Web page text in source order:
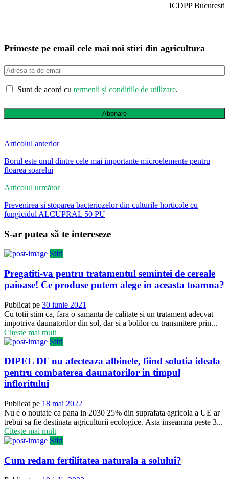
ICDPP Bucuresti
Primeste pe email cele mai noi stiri din agricultura
Sunt de acord cu termenii și condițiile de utilizare.
Abonare
Articolul anterior
Borul este unul dintre cele mai importante microelemente pentru
floarea soarelui
Articolul următor
Prevenirea si stoparea bacteriozelor din culturile horticole cu
fungicidul ALCUPRAL 50 PU
S-ar putea să te intereseze
Știri
Pregatiti-va pentru tratamentul semintei de cereale
paioase! Ce produse putem alege in aceasta toamna?
Publicat pe 30 iunie 2021
Cu totii stim ca, fara o samanta de calitate si un tratament adecvat
impotriva daunatorilor din sol, dar si a bolilor cu transmitere prin...
Citește mai mult
Știri
DIPEL DF nu afecteaza albinele, fiind solutia ideala
pentru combaterea daunatorilor in timpul
infloritului
Publicat pe 18 mai 2022
Nu e o noutate ca pana in 2030 25% din suprafata agricola a UE ar
trebui sa fie destinata agriculturii ecologice. Asta inseamna peste 3...
Citește mai mult
Știri
Cum redam fertilitatea naturala a solului?